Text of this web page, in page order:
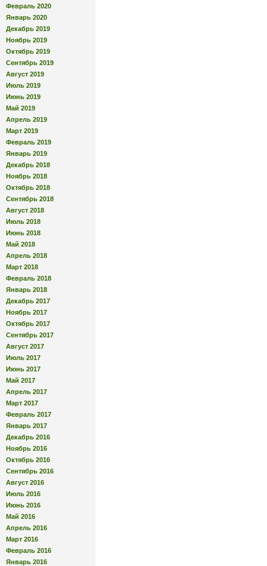
Февраль 2020
Январь 2020
Декабрь 2019
Ноябрь 2019
Октябрь 2019
Сентябрь 2019
Август 2019
Июль 2019
Июнь 2019
Май 2019
Апрель 2019
Март 2019
Февраль 2019
Январь 2019
Декабрь 2018
Ноябрь 2018
Октябрь 2018
Сентябрь 2018
Август 2018
Июль 2018
Июнь 2018
Май 2018
Апрель 2018
Март 2018
Февраль 2018
Январь 2018
Декабрь 2017
Ноябрь 2017
Октябрь 2017
Сентябрь 2017
Август 2017
Июль 2017
Июнь 2017
Май 2017
Апрель 2017
Март 2017
Февраль 2017
Январь 2017
Декабрь 2016
Ноябрь 2016
Октябрь 2016
Сентябрь 2016
Август 2016
Июль 2016
Июнь 2016
Май 2016
Апрель 2016
Март 2016
Февраль 2016
Январь 2016